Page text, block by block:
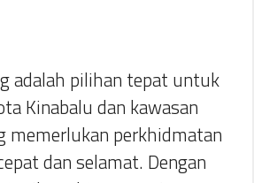
adalah pilihan tepat untuk
Kinabalu dan kawasan
memerlukan perkhidmatan
dan selamat. Dengan